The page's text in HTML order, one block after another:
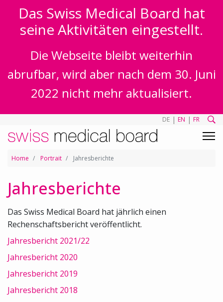
Das Swiss Medical Board hat
seine Aktivitäten eingestellt.
Die Webseite bleibt weiterhin
abrufbar, wird aber nach dem 30. Juni
2022 nicht mehr aktualisiert.
DE | EN | FR
Home Portrait Jahresberichte
Jahresberichte
Das Swiss Medical Board hat jährlich einen
Rechenschaftsbericht veröffentlicht.
Jahresbericht 2021/22
Jahresbericht 2020
Jahresbericht 2019
Jahresbericht 2018